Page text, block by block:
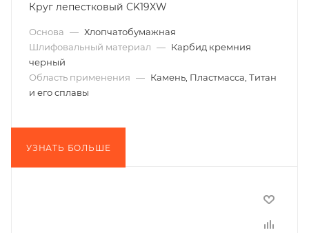
Круг лепестковый CK19XW
Основа — Хлопчатобумажная
Шлифовальный материал — Карбид кремния
черный
Область применения — Камень, Пластмасса, Титан
и его сплавы
УЗНАТЬ БОЛЬШЕ